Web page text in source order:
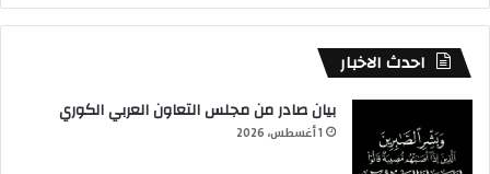
احدث الاخبار
بيان صادر من مجلس التعاون العربي الكوري
1 أغسطس، 2026